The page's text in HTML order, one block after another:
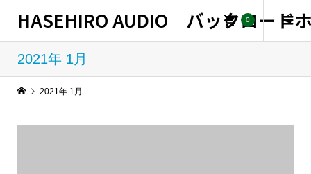
HASEHIRO AUDIO バックロード
0
2021年 1月
2021年 1月